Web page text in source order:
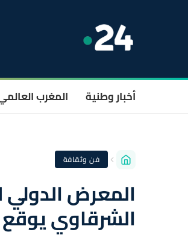
أخبار وطنية المغرب
فن وثقافة
الشرقاوي يوقع